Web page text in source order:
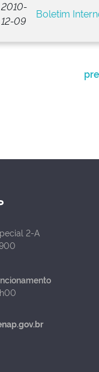
2010-
12-09
Boletim
2-A